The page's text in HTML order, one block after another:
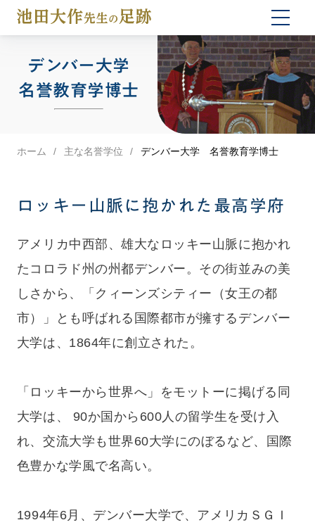
デンバー大学
名誉教育学博士
ホーム 主な名誉学位 デンバー大学 名誉教育学博士
ロッキー山脈に抱かれた最高学府
アメリカ中西部、雄大なロッキー山脈に抱かれ
たコロラド州の州都デンバー。その街並みの美
しさから、「クィーンズシティー（女王の都
市）」とも呼ばれる国際都市が擁するデンバー
大学は、1864年に創立された。
「ロッキーから世界へ」をモットーに掲げる同
大学は、 90か国から600人の留学生を受け入
れ、交流大学も世界60大学にのぼるなど、国際
色豊かな学風で名高い。
1994年6月、デンバー大学で、アメリカＳＧＩ